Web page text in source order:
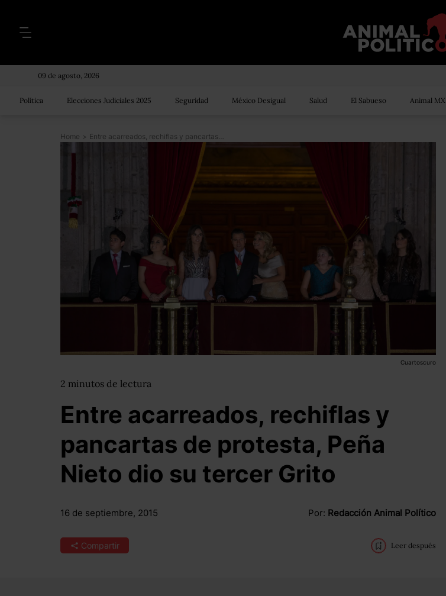
09 de agosto, 2026
Política Elecciones Judiciales 2025 Seguridad México Desigual Salud El Sabueso Animal MX
Home > Entre acarreados, rechiflas y pancartas de protesta, Peña Nieto dio su tercer Grito
Cuartoscuro
2 minutos de lectura
Entre acarreados, rechiflas y
pancartas de protesta, Peña
Nieto dio su tercer Grito
16 de septiembre, 2015 Por: Redacción Animal Político
Compartir Leer después